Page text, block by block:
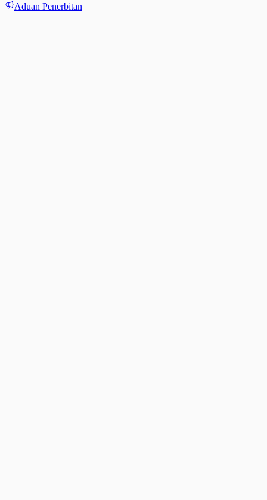
Aduan Penerbitan